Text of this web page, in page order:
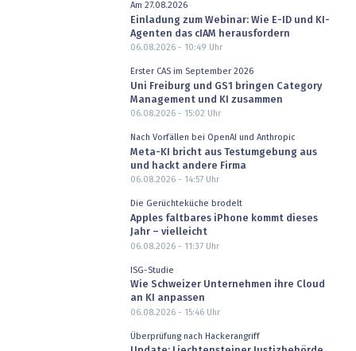
Am 27.08.2026
Einladung zum Webinar: Wie E-ID und KI-
Agenten das cIAM herausfordern
06.08.2026 - 10:49 Uhr
Erster CAS im September 2026
Uni Freiburg und GS1 bringen Category
Management und KI zusammen
06.08.2026 - 15:02 Uhr
Nach Vorfällen bei OpenAI und Anthropic
Meta-KI bricht aus Testumgebung aus
und hackt andere Firma
06.08.2026 - 14:57Uhr
Die Gerüchteküche brodelt
Apples faltbares iPhone kommt dieses
Jahr – vielleicht
06.08.2026 - 11:37Uhr
ISG-Studie
Wie Schweizer Unternehmen ihre Cloud
an KI anpassen
06.08.2026 - 15:46Uhr
Überprüfung nach Hackerangriff